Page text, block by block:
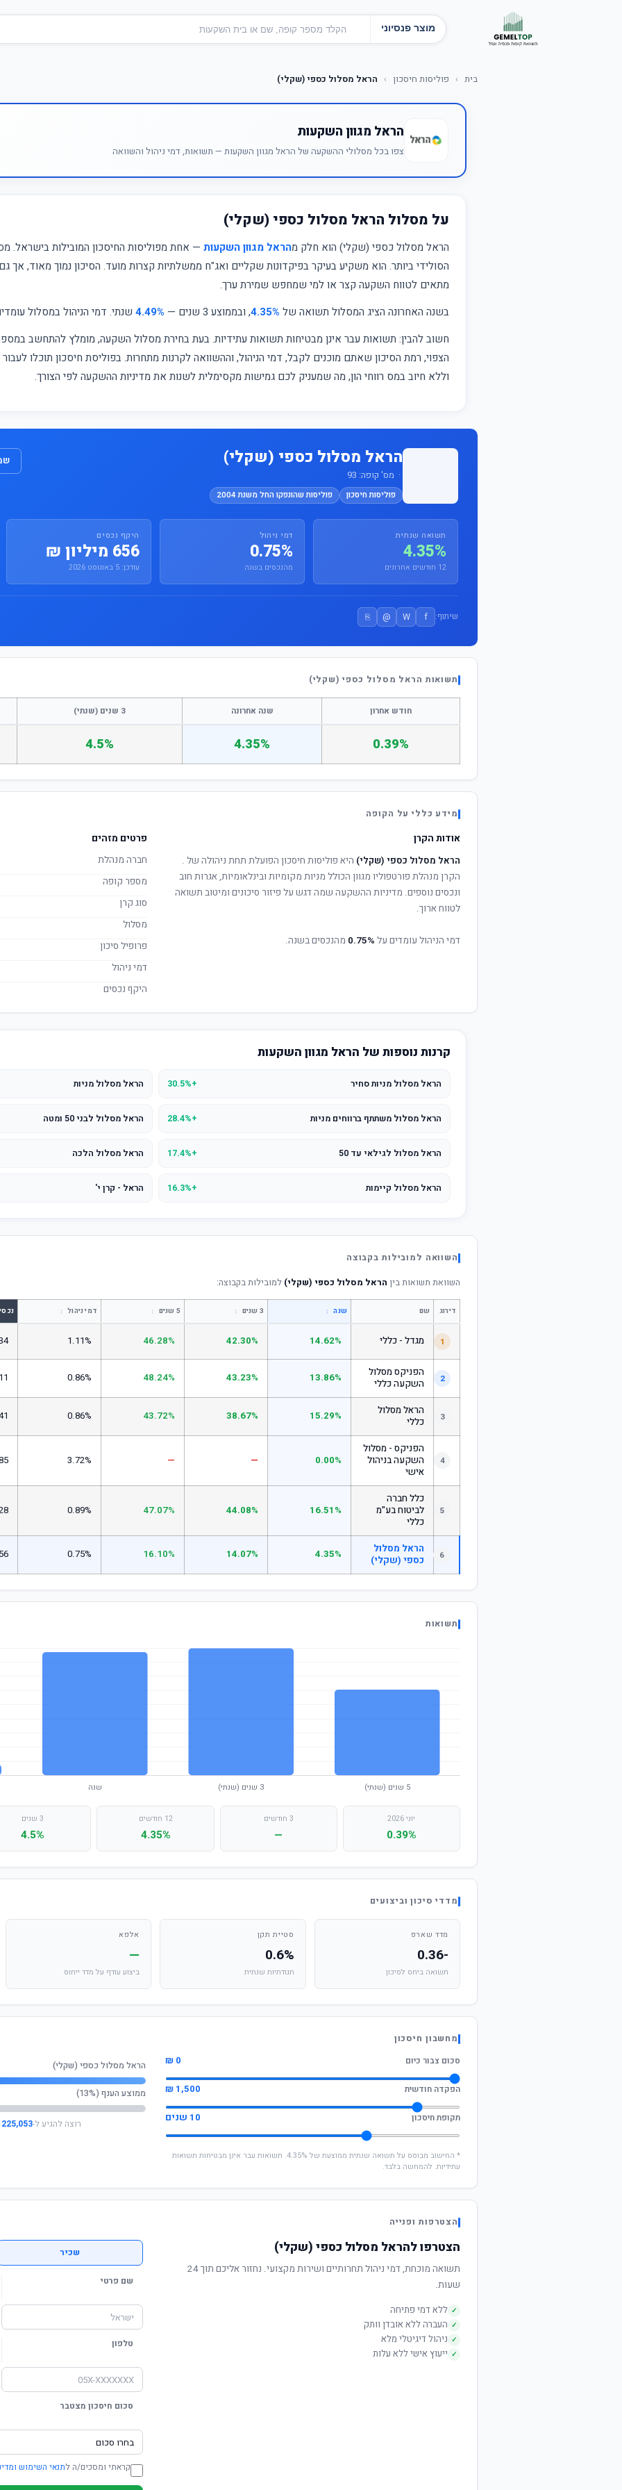
מוצר פנסיוני
בית › פוליסות חיסכון › הראל מסלול כספי (שקלי)
הראל מגוון השקעות
צפו בכל מסלולי ההשקעה של הראל מגוון השקעות — תשואות, דמי ניהול והשוואה
על מסלול הראל מסלול כספי (שקלי)
הראל מסלול כספי (שקלי) הוא חלק מהראל מגוון השקעות — אחת מפוליסות החיסכון המובילות בישראל.
הסולידי ביותר. הוא משקיע בעיקר בפיקדונות שקליים ואג"ח ממשלתיות קצרות מועד. הסיכון נמוך מאוד, אך
מתאים לטווח השקעה קצר או למי שמחפש שמירת ערך.
בשנה האחרונה הציג המסלול תשואה של 4.35%, ובממוצע 3 שנים — 4.49% שנתי. דמי הניהול במסלול
חשוב להבין: תשואות עבר אינן מבטיחות תשואות עתידיות. בעת בחירת מסלול השקעה, מומלץ להתחשב
הצפוי, רמת הסיכון שאתם מוכנים לקבל, דמי הניהול, וההשוואה לקרנות מתחרות. בפוליסת חיסכון תוכלו
וללא חיוב במס רווחי הון, מה שמעניק לכם גמישות מקסימלית לשנות את מדיניות ההשקעה לפי הצורך.
הראל מסלול כספי (שקלי)
· מס' קופה: 93
פוליסות חיסכון פוליסות שהונפקו החל משנת 2004
תשואה שנתית
4.35%
12 חודשים אחרונים
דמי ניהול
0.75%
מהנכסים בשנה
היקף נכסים
656 מיליון ₪
עודכן: 5 באוגוסט 2026
שיתוף: f
W
@
⎘
תשואות הראל מסלול כספי (שקלי)
חודש אחרון שנה אחרונה 3 שנים (שנתי)
0.39%
4.35%
4.5%
מידע כללי על הקופה
אודות הקרן
הראל מסלול כספי (שקלי) היא פוליסות חיסכון הפועלת תחת ניהולה של .
הקרן מנהלת פורטפוליו מגוון הכולל מניות מקומיות ובינלאומיות, אגרות חוב
ונכסים נוספים. מדיניות ההשקעה שמה דגש על פיזור סיכונים ומיטוב תשואה
לטווח ארוך.
דמי הניהול עומדים על 0.75% מהנכסים בשנה.
פרטים מזהים
חברה מנהלת
מספר קופה
סוג קרן
מסלול
פרופיל סיכון
דמי ניהול
היקף נכסים
קרנות נוספות של הראל מגוון השקעות
הראל מסלול מניות סחיר +30.5% הראל מסלול מניות
הראל מסלול משתתף ברווחים מניות +28.4% הראל מסלול לבני 50 ומטה
הראל מסלול לגילאי עד 50 +17.4% הראל מסלול הלכה
הראל מסלול קיימות +16.3% הראל - קרן י'
השוואה למובילות בקבוצה
השוואת תשואות בין הראל מסלול כספי (שקלי) למובילות בקבוצה:
דירוג שם שנה ↕ 3 שנים ↕ 5 שנים ↕ דמי ניהול ↕
1 מגדל - כללי 14.62%
42.30%
46.28%
1.11%
2
הפניקס מסלול
השקעה כללי
13.86%
43.23%
48.24%
0.86%
3
הראל מסלול
כללי
15.29%
38.67%
43.72%
0.86%
4
הפניקס - מסלול
השקעה בניהול
אישי
0.00%
—
—
3.72%
5
כלל חברה
לביטוח בע"מ
כללי
16.51%
44.08%
47.07%
0.89%
6
הראל מסלול
כספי (שקלי)
4.35%
14.07%
16.10%
0.75%
תשואות
יוני 2026
0.39%
3 חודשים
—
12 חודשים
4.35%
3 שנים
4.5%
מדדי סיכון וביצועים
מדד שארפ
-0.36
תשואה ביחס לסיכון
סטיית תקן
0.6%
תנודתיות שנתית
אלפא
—
ביצוע עודף על מדד ייחוס
מחשבון חיסכון
סכום צבור כיום
0 ₪
הפקדה חודשית 1,500 ₪
תקופת חיסכון 10 שנים
* החישוב מבוסס על תשואה שנתית ממוצעת של 4.35%. תשואות עבר אינן מבטיחות תשואות
עתידיות. להמחשה בלבד.
הראל מסלול כספי (שקלי)
ממוצע הענף (13%)
רוצה להגיע ל-225,053 ₪
הצטרפות ופנייה
הצטרפו להראל מסלול כספי (שקלי)
תשואה מוכחת, דמי ניהול תחרותיים ושירות מקצועי. נחזור אליכם תוך 24
שעות.
✓ ללא דמי פתיחה
✓ העברה ללא אובדן וותק
✓ ניהול דיגיטלי מלא
✓ ייעוץ אישי ללא עלות
שכיר
שם פרטי
טלפון
סכום חיסכון מצטבר
קראתי ומסכים/ה לתנאי השימוש